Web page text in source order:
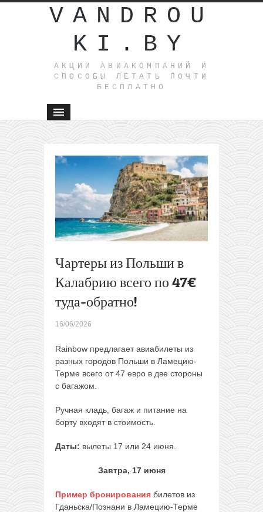
VANDROU
KI.BY
АКЦИИ АВИАКОМПАНИЙ И
СПОСОБЫ ЛЕТАТЬ ПОЧТИ
БЕСПЛАТНО
Чартеры из Польши в
Калабрию всего по 47€
туда-обратно!
16/06/2026
Rainbow предлагает авиабилеты из
разных городов Польши в Ламецию-
Терме всего от 47 евро в две стороны
с багажом.
Ручная кладь, багаж и питание на
борту входят в стоимость.
Даты: вылеты 17 или 24 июня.
Завтра, 17 июня
Пример бронирования билетов из
Гданьска/Познани в Ламецию-Терме
Прямые
рейсы из
Варшавы
Стамбул
за 94€
обратно
багажом!)
Прямые
за 94€
туда-
обратно